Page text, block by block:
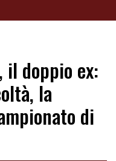
il doppio ex:
la
di